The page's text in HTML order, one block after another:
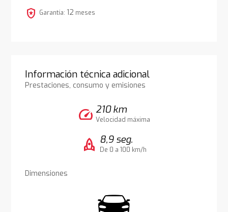
local_police Garantía: 12 meses
Información técnica adicional
Prestaciones, consumo y emisiones
speed 210 km
Velocidad máxima
rocket 8,9 seg.
De 0 a 100 km/h
Dimensiones